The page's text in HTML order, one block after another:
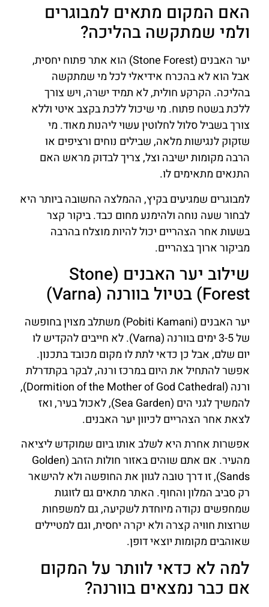
האם המקום מתאים למבוגרים
ולמי שמתקשה בהליכה?
יער האבנים (Stone Forest) הוא אתר פתוח יחסית,
אבל הוא לא בהכרח אידיאלי לכל מי שמתקשה
בהליכה. הקרקע חולית, לא תמיד ישרה, ויש צורך
ללכת בשטח פתוח. מי שיכול ללכת בקצב איטי וללא
צורך בשביל סלול לחלוטין עשוי ליהנות מאוד. מי
שזקוק לנגישות מלאה, שבילים נוחים ורציפים או
הרבה מקומות ישיבה וצל, צריך לבדוק מראש האם
התנאים מתאימים לו.
למבוגרים שמגיעים בקיץ, ההמלצה החשובה ביותר היא
לבחור שעה נוחה ולהימנע מחום כבד. ביקור קצר
בשעות אחר הצהריים יכול להיות מוצלח בהרבה
מביקור ארוך בצהריים.
שילוב יער האבנים (Stone
Forest) בטיול בוורנה (Varna)
יער האבנים (Pobiti Kamani) משתלב מצוין בחופשה
של 3-5 ימים בוורנה (Varna). לא חייבים להקדיש לו
יום שלם, אבל כן כדאי לתת לו מקום מכובד בתכנון.
אפשר להתחיל את היום במרכז ורנה, לבקר בקתדרלת
ורנה (Dormition of the Mother of God Cathedral),
להמשיך לגני הים (Sea Garden), לאכול בעיר, ואז
לצאת אחר הצהריים לכיוון יער האבנים.
אפשרות אחרת היא לשלב אותו ביום שמוקדש ליציאה
מהעיר. אם אתם שוהים באזור חולות הזהב (Golden
Sands), זו דרך טובה לגוון את החופשה ולא להישאר
רק סביב המלון והחוף. האתר מתאים גם לזוגות
שמחפשים נקודה מיוחדת לשקיעה, גם למשפחות
שרוצות חוויה קצרה ולא יקרה יחסית, וגם למטיילים
שאוהבים מקומות יוצאי דופן.
למה לא כדאי לוותר על המקום
אם כבר נמצאים בוורנה?